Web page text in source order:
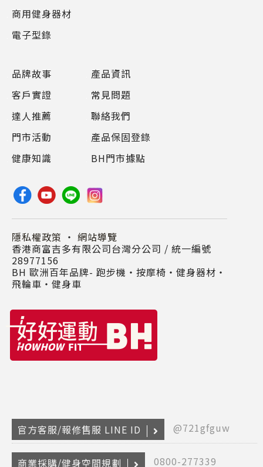
品牌故事
客戶實證
達人推薦
門市活動
健康知識
產品資訊
常見問題
聯絡我們
產品保固登錄
BH門市據點
商用健身器材
電子型錄
隱私權政策 ・ 網站導覽
香港商富吉多有限公司台灣分公司 / 統一編號
28977156
BH 歐洲百年品牌- 跑步機‧按摩椅‧健身器材‧
飛輪車‧健身車
官方客服/報修售服 LINE ID @721gfguw
商業採購/健身空間規劃 0800-277339